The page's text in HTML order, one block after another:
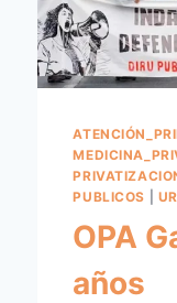
PUBLICOS
OPA
años